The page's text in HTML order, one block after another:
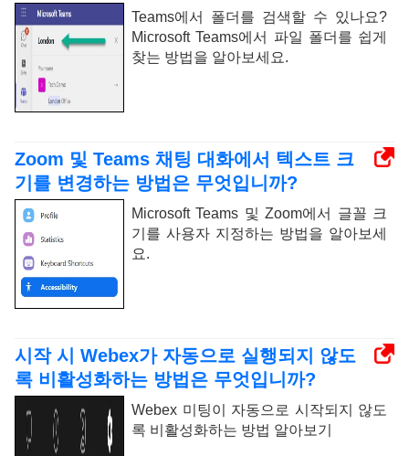
Teams에서 폴더를 검색할 수 있나요?
Microsoft Teams에서 파일 폴더를 쉽게
찾는 방법을 알아보세요.
Zoom 및 Teams 채팅 대화에서 텍스트 크
기를 변경하는 방법은 무엇입니까?
Microsoft Teams 및 Zoom에서 글꼴 크
기를 사용자 지정하는 방법을 알아보세
요.
시작 시 Webex가 자동으로 실행되지 않도
록 비활성화하는 방법은 무엇입니까?
Webex 미팅이 자동으로 시작되지 않도
록 비활성화하는 방법 알아보기